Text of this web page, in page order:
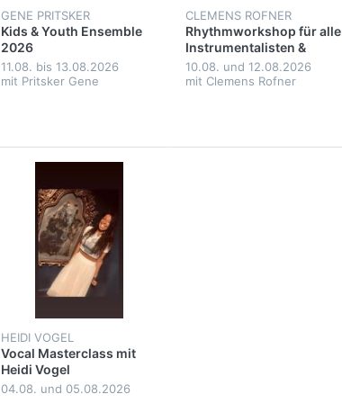
GENE PRITSKER
Kids & Youth Ensemble
2026
11.08. bis 13.08.2026
mit Pritsker Gene
CLEMENS ROFNER
Rhythmworkshop für alle
Instrumentalisten &
Vocalisten 2026
10.08. und 12.08.2026
mit Clemens Rofner
HEIDI VOGEL
Vocal Masterclass mit
Heidi Vogel
04.08. und 05.08.2026